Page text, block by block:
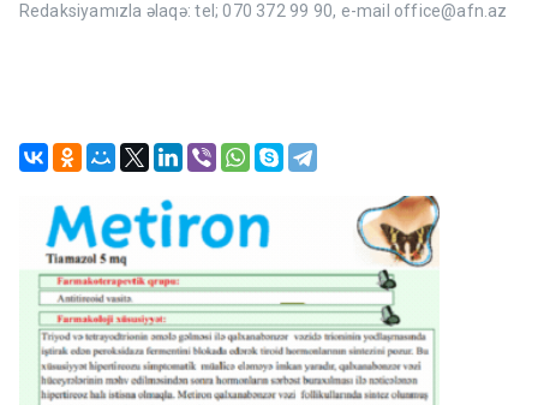
Redaksiyamızla əlaqə: tel; 070 372 99 90, e-mail office@afn.az